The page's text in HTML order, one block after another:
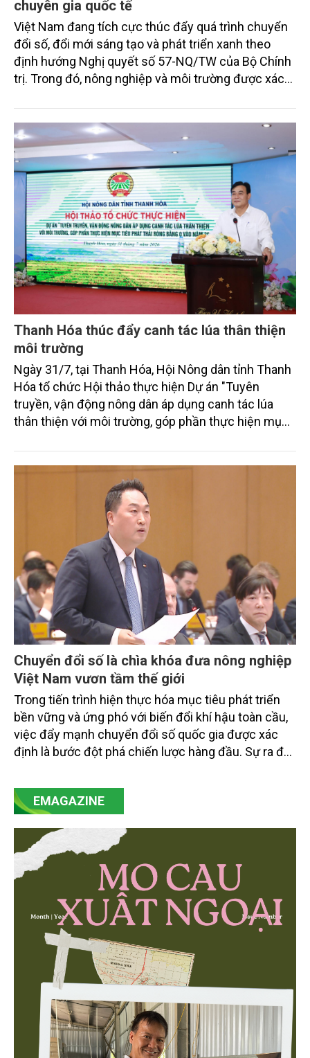
chuyên gia quốc tế
Việt Nam đang tích cực thúc đẩy quá trình chuyển
đổi số, đổi mới sáng tạo và phát triển xanh theo
định hướng Nghị quyết số 57-NQ/TW của Bộ Chính
trị. Trong đó, nông nghiệp và môi trường được xác
sắc bởi các tiến bộ công nghệ và cam kết bền vững
toàn cầu, đặc biệt là mục tiêu đưa phát thải ròng
bằng 0 (Net-Zero) vào năm 2050.
Thanh Hóa thúc đẩy canh tác lúa thân thiện
môi trường
Ngày 31/7, tại Thanh Hóa, Hội Nông dân tỉnh Thanh
Hóa tổ chức Hội thảo thực hiện Dự án "Tuyên
truyền, vận động nông dân áp dụng canh tác lúa
thân thiện với môi trường, góp phần thực hiện mục
trình thu hút sự tham gia của đông đảo đại biểu đến
từ các cơ quan quản lý nhà nước, đơn vị nghiên cứu,
doanh nghiệp, hợp tác xã và nông dân đang trực
tiếp triển khai mô hình sản xuất lúa phát thải thấp.
Chuyển đổi số là chìa khóa đưa nông nghiệp
Việt Nam vươn tầm thế giới
Trong tiến trình hiện thực hóa mục tiêu phát triển
bền vững và ứng phó với biến đổi khí hậu toàn cầu,
việc đẩy mạnh chuyển đổi số quốc gia được xác
định là bước đột phá chiến lược hàng đầu. Sự ra đời
mạnh mẽ, thúc đẩy quá trình cải cách toàn diện,
minh bạch hóa chuỗi cung ứng và nâng cao hiệu
then chốt là nông nghiệp và môi trường.
EMAGAZINE